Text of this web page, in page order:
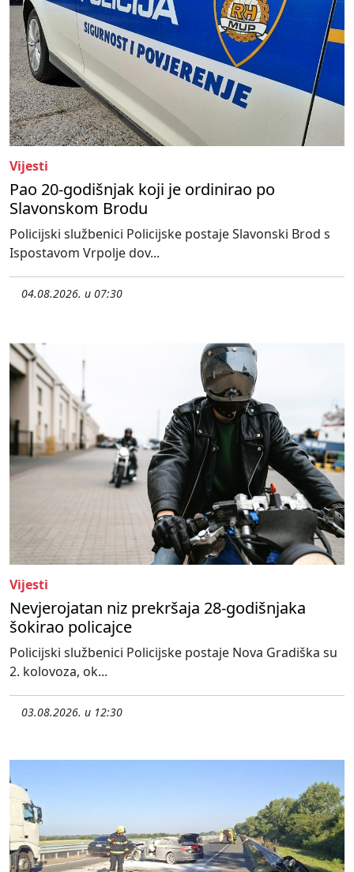
Vijesti
Pao 20-godišnjak koji je ordinirao po
Slavonskom Brodu
Policijski službenici Policijske postaje Slavonski Brod s
Ispostavom Vrpolje dov...
04.08.2026. u 07:30
Vijesti
Nevjerojatan niz prekršaja 28-godišnjaka
šokirao policajce
Policijski službenici Policijske postaje Nova Gradiška su
2. kolovoza, ok...
03.08.2026. u 12:30